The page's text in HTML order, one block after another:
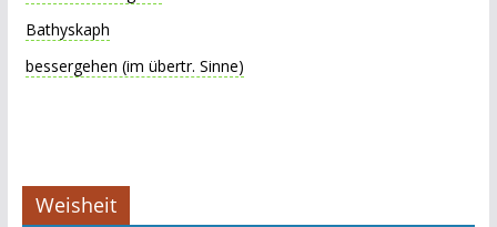
Bathyskaph
bessergehen (im übertr. Sinne)
Weisheit